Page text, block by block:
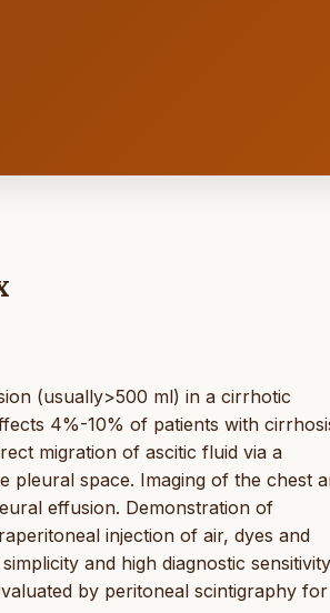
(usually>500 ml) in a cirrhotic
4%-10% of patients with
migration of ascitic fluid via a
pleural space. Imaging of the chest
effusion. Demonstration of
injection of air, dyes and
and high diagnostic
by peritoneal scintigraphy for